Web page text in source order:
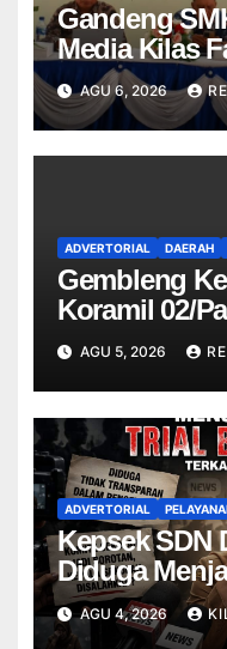
Gandeng
Media Kilas
Sosialisasi
HIV/AIDS
Mahasiswa
AGU 6, 2026
ADVERTORIAL DAERAH
Gembleng
Koramil 02/
Siswa MTsN
AGU 5, 2026
ADVERTORIAL
Kepsek SDN
Diduga
The Press”
Wartawan
AGU 4, 2026